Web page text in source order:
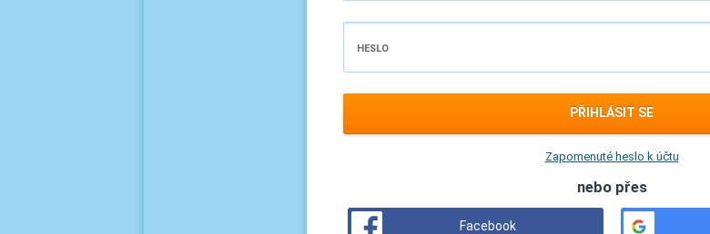
HESLO
PŘIHLÁSIT SE
Zapomenuté heslo k účtu
nebo přes
Facebook